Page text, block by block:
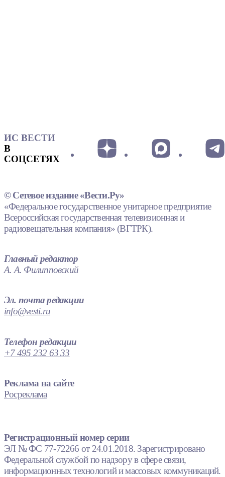
ИС ВЕСТИ
В
СОЦСЕТЯХ
© Сетевое издание «Вести.Ру»
«Федеральное государственное унитарное предприятие
Всероссийская государственная телевизионная и
радиовещательная компания» (ВГТРК).
Главный редактор
А. А. Филипповский
Эл. почта редакции
info@vesti.ru
Телефон редакции
+7 495 232 63 33
Реклама на сайте
Росреклама
Регистрационный номер серии
ЭЛ № ФС 77-72266 от 24.01.2018. Зарегистрировано
Федеральной службой по надзору в сфере связи,
информационных технологий и массовых коммуникаций.